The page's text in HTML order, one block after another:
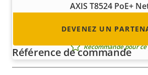
AXIS T8524 PoE+
gestion du réseau
Recommandé pour
DEVENEZ UN
Référence de commande